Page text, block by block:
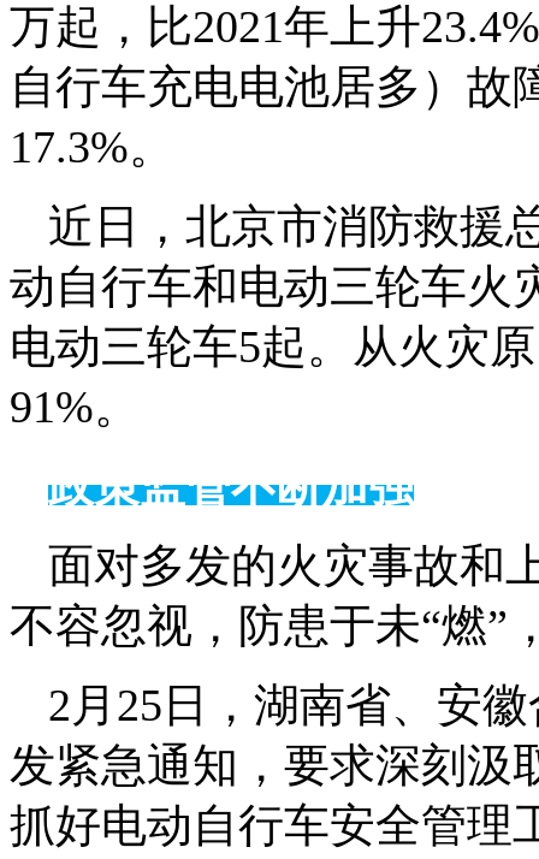
万起，比2021年上升
自行车充电电池居多）故
17.3%。
近日，北京市消防救援
动自行车和电动三轮车火
电动三轮车5起。从火灾
91%。
政策监管不断加强
面对多发的火灾事故和
不容忽视，防患于未“燃”
2月25日，湖南省、安
发紧急通知，要求深刻汲
抓好电动自行车安全管理